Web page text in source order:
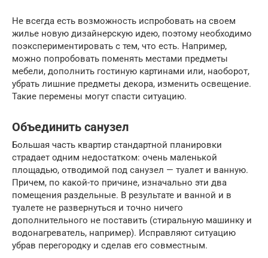
Не всегда есть возможность испробовать на своем
жилье новую дизайнерскую идею, поэтому необходимо
поэкспериментировать с тем, что есть. Например,
можно попробовать поменять местами предметы
мебели, дополнить гостиную картинами или, наоборот,
убрать лишние предметы декора, изменить освещение.
Такие перемены могут спасти ситуацию.
Объединить санузел
Большая часть квартир стандартной планировки
страдает одним недостатком: очень маленькой
площадью, отводимой под санузел — туалет и ванную.
Причем, по какой-то причине, изначально эти два
помещения раздельные. В результате и ванной и в
туалете не развернуться и точно ничего
дополнительного не поставить (стиральную машинку и
водонагреватель, например). Исправляют ситуацию
убрав перегородку и сделав его совместным.